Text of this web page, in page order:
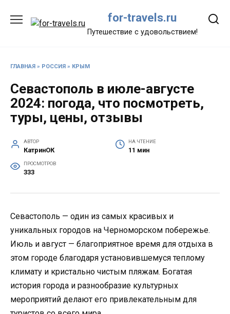
содержанию
for-travels.ru
Путешествие с удовольствием!
ГЛАВНАЯ » РОССИЯ » КРЫМ
Севастополь в июле-августе
2024: погода, что посмотреть,
туры, цены, отзывы
АВТОР
КатринОК
НА ЧТЕНИЕ
11 мин
ПРОСМОТРОВ
333
Севастополь — один из самых красивых и
уникальных городов на Черноморском побережье.
Июль и август — благоприятное время для отдыха в
этом городе благодаря установившемуся теплому
климату и кристально чистым пляжам. Богатая
история города и разнообразие культурных
мероприятий делают его привлекательным для